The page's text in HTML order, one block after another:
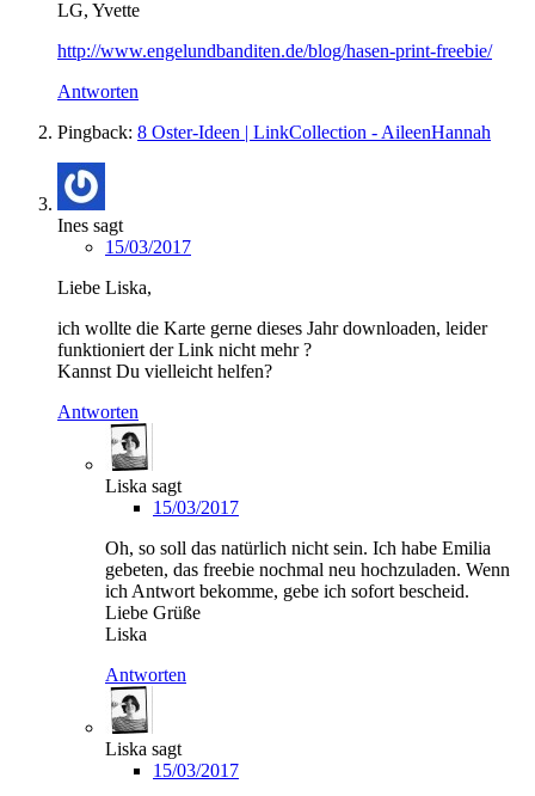
LG, Yvette
http://www.engelundbanditen.de/blog/hasen-print-freebie/
Antworten
Pingback: 8 Oster-Ideen | LinkCollection - AileenHannah
Ines sagt
15/03/2017
Liebe Liska,
ich wollte die Karte gerne dieses Jahr downloaden, leider
funktioniert der Link nicht mehr ?
Kannst Du vielleicht helfen?
Antworten
Liska sagt
15/03/2017
Oh, so soll das natürlich nicht sein. Ich habe Emilia
gebeten, das freebie nochmal neu hochzuladen. Wenn
ich Antwort bekomme, gebe ich sofort bescheid.
Liebe Grüße
Liska
Antworten
Liska sagt
15/03/2017